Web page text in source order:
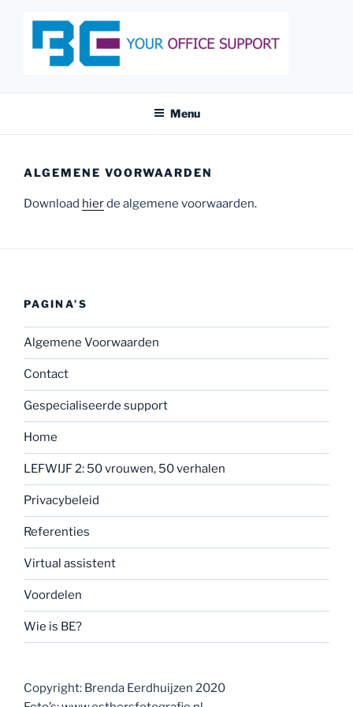
BE YOUR OFFICE SUPPORT
Menu
ALGEMENE VOORWAARDEN
Download hierde algemene voorwaarden.
PAGINA’S
Algemene Voorwaarden
Contact
Gespecialiseerde support
Home
LEFWIJF 2: 50 vrouwen, 50 verhalen
Privacybeleid
Referenties
Virtual assistent
Voordelen
Wie is BE?
Copyright: Brenda Eerdhuijzen 2020